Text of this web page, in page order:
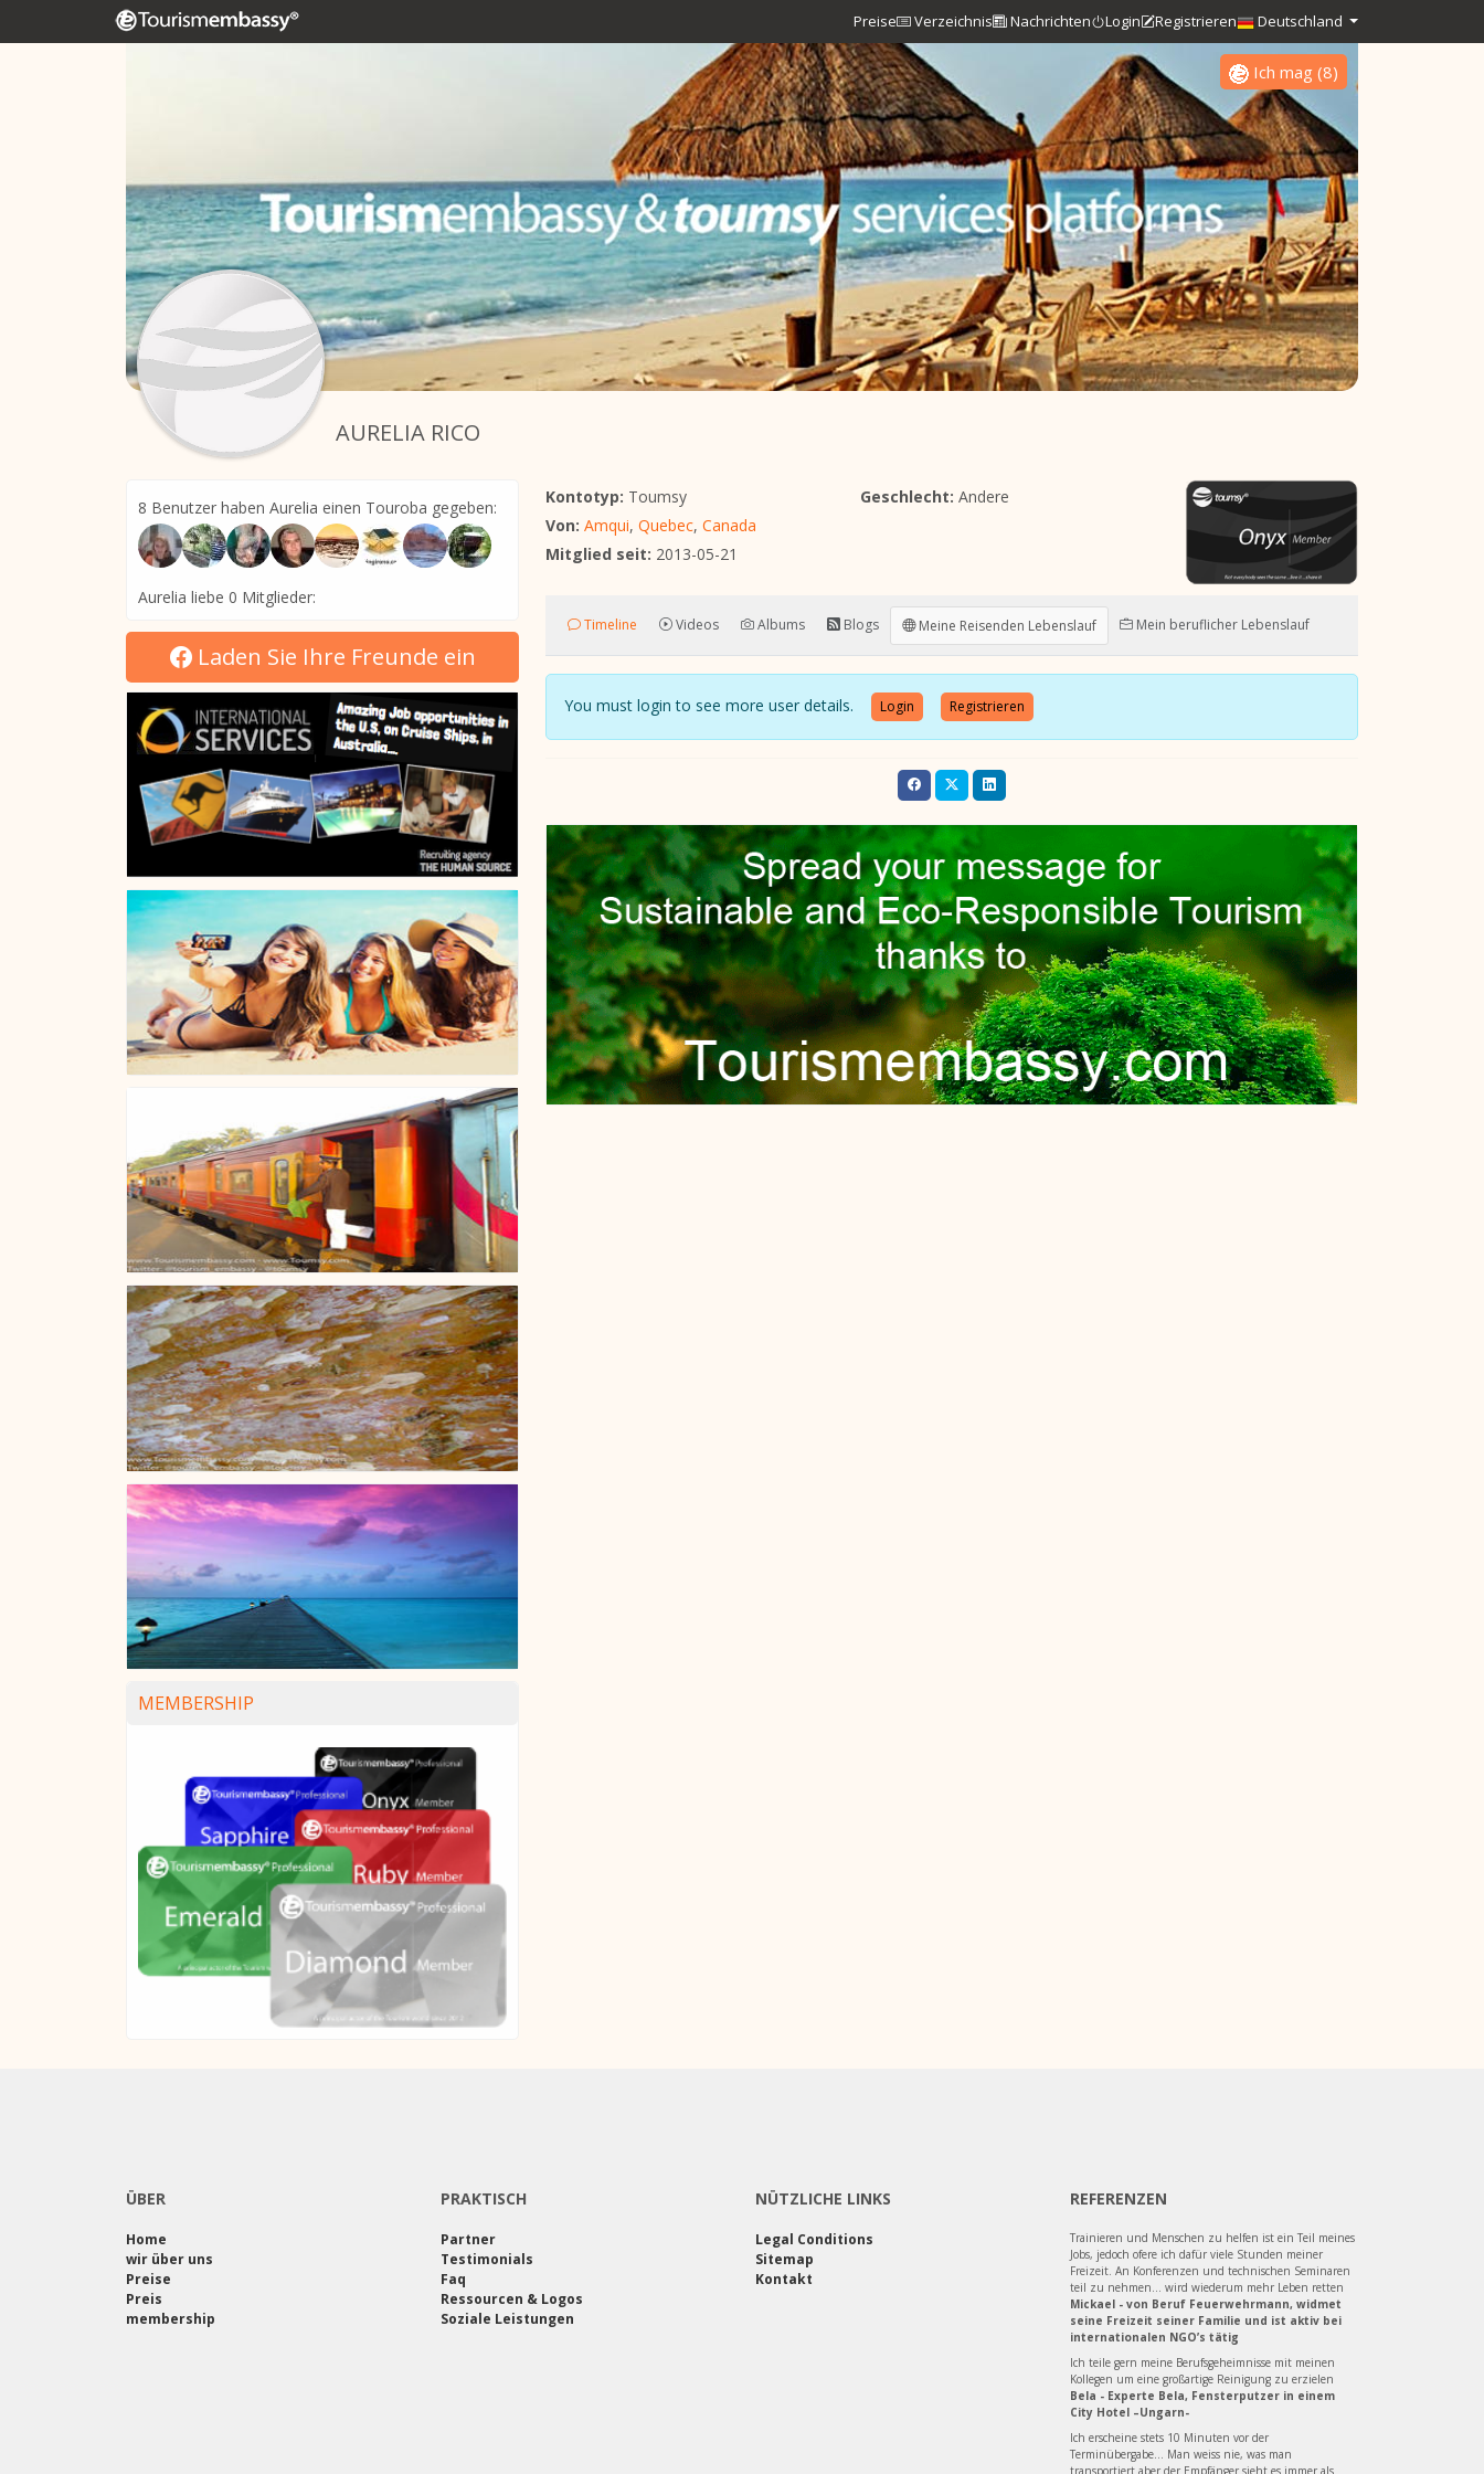
Preise Verzeichnis Nachrichten Login Registrieren Deutschland
AURELIA RICO
Ich mag (8)
8 Benutzer haben Aurelia einen Touroba gegeben:
Aurelia liebe 0 Mitglieder:
Laden Sie Ihre Freunde ein
MEMBERSHIP
Kontotyp: Toumsy
Von: Amqui, Quebec, Canada
Mitglied seit: 2013-05-21
Geschlecht: Andere
Timeline Videos Albums Blogs Meine Reisenden Lebenslauf Mein beruflicher Lebenslauf
You must login to see more user details. Login Registrieren
ÜBER
Home
wir über uns
Preise
Preis
membership
PRAKTISCH
Partner
Testimonials
Faq
Ressourcen & Logos
Soziale Leistungen
NÜTZLICHE LINKS
Legal Conditions
Sitemap
Kontakt
REFERENZEN
Trainieren und Menschen zu helfen ist ein Teil meines
Jobs, jedoch ofere ich dafür viele Stunden meiner
Freizeit. An Konferenzen und technischen Seminaren
teil zu nehmen... wird wiederum mehr Leben retten
Mickael - von Beruf Feuerwehrmann, widmet
seine Freizeit seiner Familie und ist aktiv bei
internationalen NGO’s tätig
Ich teile gern meine Berufsgeheimnisse mit meinen
Kollegen um eine großartige Reinigung zu erzielen
Bela - Experte Bela, Fensterputzer in einem
City Hotel –Ungarn-
Ich erscheine stets 10 Minuten vor der
Terminübergabe... Man weiss nie, was man
transportiert aber der Empfänger sieht es immer als